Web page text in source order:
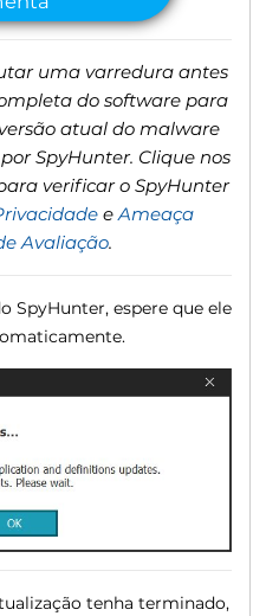
uma varredura antes
do software para
atual do malware
SpyHunter. Clique nos
verificar o SpyHunter
eAmeaça
Avaliação.
SpyHunter, espere que ele
tenha terminado,